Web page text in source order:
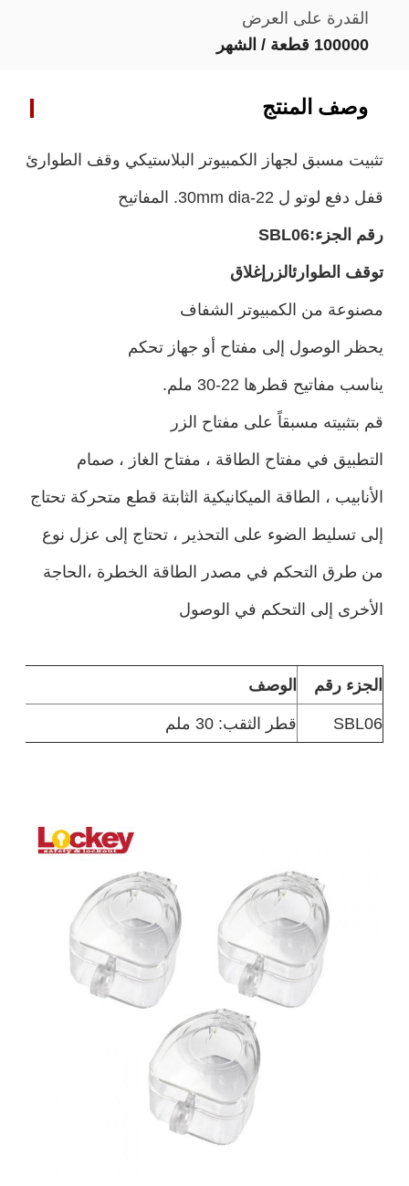
القدرة على العرض
100000 قطعة / الشهر
وصف المنتج
تثبيت مسبق لجهاز الكمبيوتر البلاستيكي وقف الطوارئ
قفل دفع لوتو ل 22-30mm dia. المفاتيح
رقم الجزء:SBL06
توقف الطوارئالزر إغلاق
مصنوعة من الكمبيوتر الشفاف
يحظر الوصول إلى مفتاح أو جهاز تحكم
يناسب مفاتيح قطرها 22-30 ملم.
قم بتثبيته مسبقاً على مفتاح الزر
التطبيق في مفتاح الطاقة ، مفتاح الغاز ، صمام
الأنابيب ، الطاقة الميكانيكية الثابتة قطع متحركة تحتاج
إلى تسليط الضوء على التحذير ، تحتاج إلى عزل نوع
من طرق التحكم في مصدر الطاقة الخطرة ،الحاجة
الأخرى إلى التحكم في الوصول
الجزء رقم
الوصف
SBL06
قطر الثقب: 30 ملم